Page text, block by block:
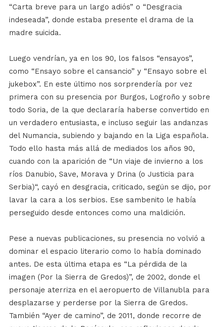
“Carta breve para un largo adiós” o “Desgracia
indeseada”, donde estaba presente el drama de la
madre suicida.
Luego vendrían, ya en los 90, los falsos “ensayos”,
como “Ensayo sobre el cansancio” y “Ensayo sobre el
jukebox”. En este último nos sorprendería por vez
primera con su presencia por Burgos, Logroño y sobre
todo Soria, de la que declararía haberse convertido en
un verdadero entusiasta, e incluso seguir las andanzas
del Numancia, subiendo y bajando en la Liga española.
Todo ello hasta más allá de mediados los años 90,
cuando con la aparición de “Un viaje de invierno a los
ríos Danubio, Save, Morava y Drina (o Justicia para
Serbia)“, cayó en desgracia, criticado, según se dijo, por
lavar la cara a los serbios. Ese sambenito le había
perseguido desde entonces como una maldición.
Pese a nuevas publicaciones, su presencia no volvió a
dominar el espacio literario como lo había dominado
antes. De esta última etapa es “La pérdida de la
imagen (Por la Sierra de Gredos)”, de 2002, donde el
personaje aterriza en el aeropuerto de Villanubla para
desplazarse y perderse por la Sierra de Gredos.
También “Ayer de camino”, de 2011, donde recorre de